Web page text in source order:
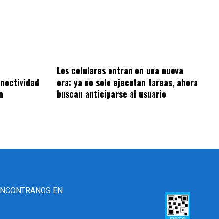
Los celulares entran en una nueva
era: ya no solo ejecutan tareas, ahora
buscan anticiparse al usuario
EN